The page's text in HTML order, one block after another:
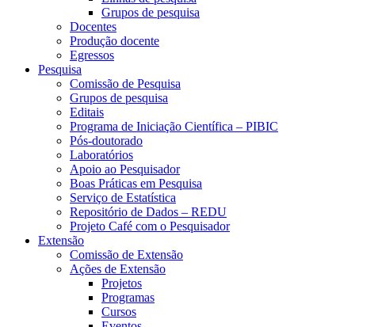
Grupos de pesquisa
Docentes
Produção docente
Egressos
Pesquisa
Comissão de Pesquisa
Grupos de pesquisa
Editais
Programa de Iniciação Científica – PIBIC
Pós-doutorado
Laboratórios
Apoio ao Pesquisador
Boas Práticas em Pesquisa
Serviço de Estatística
Repositório de Dados – REDU
Projeto Café com o Pesquisador
Extensão
Comissão de Extensão
Ações de Extensão
Projetos
Programas
Cursos